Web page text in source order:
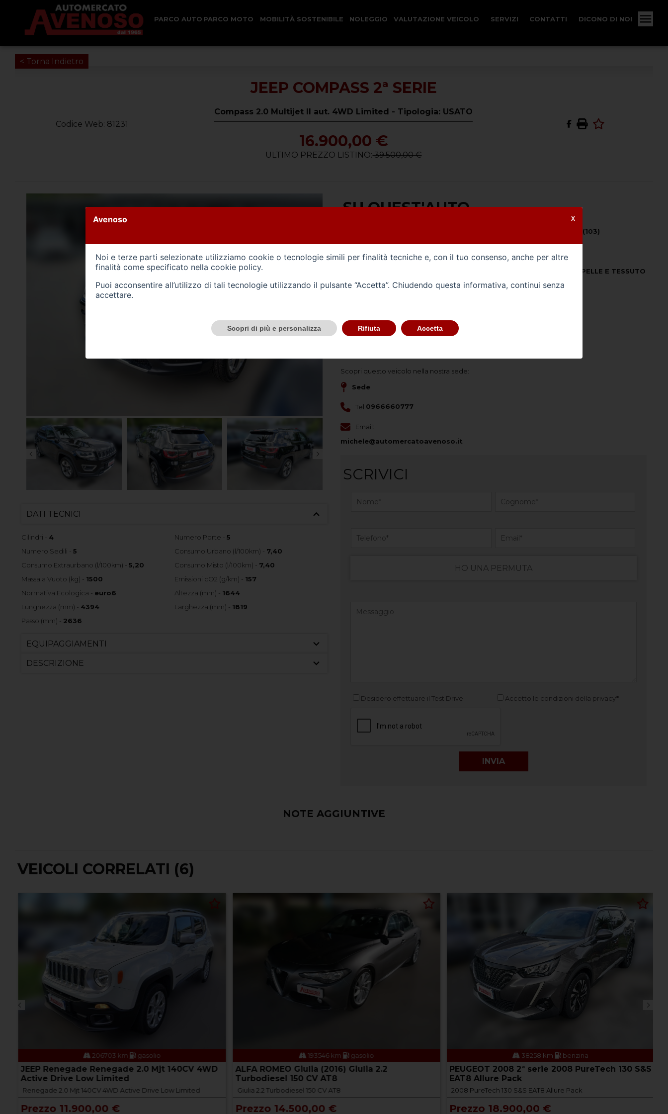
PARCO AUTO PARCO MOTO MOBILITÀ SOSTENIBILE NOLEGGIO VALUTAZIONE VEICOLO SERVIZI CONTATTI DICONO DI NOI
< Torna Indietro
Codice Web: 81231
JEEP COMPASS 2ª SERIE
Compass 2.0 Multijet II aut. 4WD Limited - Tipologia: USATO
16.900,00 €
ULTIMO PREZZO LISTINO:39.500,00 €
DATI TECNICI
Cilindri - 4 Numero Porte - 5
Numero Sedili - 5 Consumo Urbano (l/100km) - 7,40
Consumo Extraurbano (l/100km) - 5,20 Consumo Misto (l/100km) - 7,40
Massa a Vuoto (kg) - 1500 Emissioni cO2 (g/km) - 157
Normativa Ecologica - euro6 Altezza (mm) - 1644
Lunghezza (mm) - 4394 Larghezza (mm) - 1819
Passo (mm) - 2636
EQUIPAGGIAMENTI
DESCRIZIONE
SU QUEST'AUTO
Cilindrata (cc) - 1956
140 (103)
NERO PELLE E TESSUTO
Km - 123732
Scopri questo veicolo nella nostra sede:
Sede
Tel. 0966660777
Email:
michele@automercatoavenoso.it
SCRIVICI
HO UNA PERMUTA
Desidero effettuare il Test Drive Accetto le condizioni della privacy*
NOTE AGGIUNTIVE
VEICOLI CORRELATI (6)
206703 km gasolio
JEEP Renegade Renegade 2.0 Mjt 140CV 4WD
Active Drive Low Limited
Renegade 2.0 Mjt 140CV 4WD Active Drive Low Limited
Prezzo 11.900,00 €
193546 km gasolio
ALFA ROMEO Giulia (2016) Giulia 2.2
Turbodiesel 150 CV AT8
Giulia 2.2 Turbodiesel 150 CV AT8
Prezzo 14.500,00 €
38258 km benzina
PEUGEOT 2008 2ª serie 2008 PureTech 130 S&S
EAT8 Allure Pack
2008 PureTech 130 S&S EAT8 Allure Pack
Prezzo 18.900,00 €
Avenoso
Noi e terze parti selezionate utilizziamo cookie o tecnologie simili per finalità tecniche e, con il tuo consenso, anche per altre
finalità come specificato nella cookie policy.
Puoi acconsentire all’utilizzo di tali tecnologie utilizzando il pulsante “Accetta”. Chiudendo questa informativa, continui senza
accettare.
Scopri di più e personalizza Rifiuta Accetta
X